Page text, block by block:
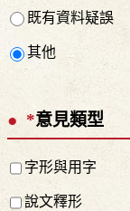
既有資料疑誤
其他
*意見類型
字形與用字
說文釋形